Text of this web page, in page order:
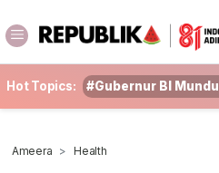
Hot Topics: #Gubernur BI
Ameera Health